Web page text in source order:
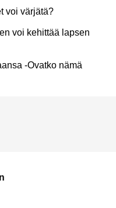
voi värjätä?
voi kehittää lapsen
-Ovatko nämä